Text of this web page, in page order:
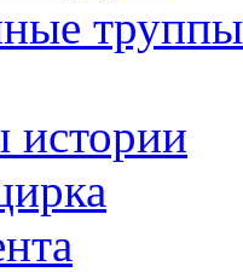
труппы
истории